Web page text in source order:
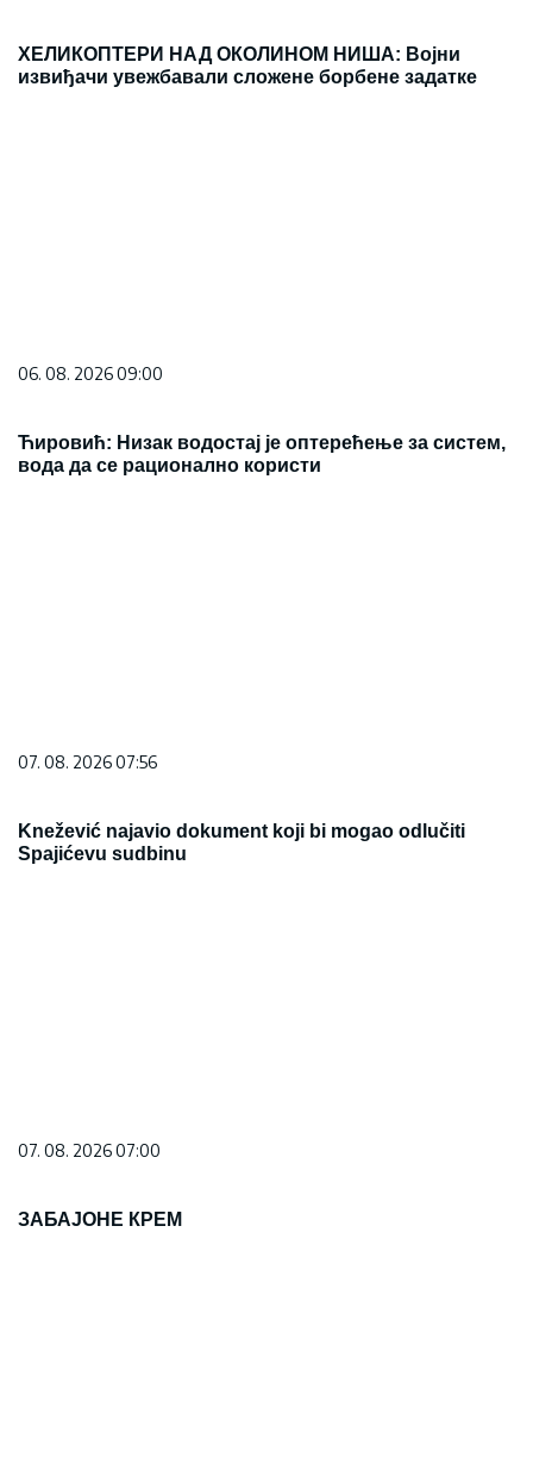
ХЕЛИКОПТЕРИ НАД ОКОЛИНОМ НИША: Војни
извиђачи увежбавали сложене борбене задатке
06. 08. 2026 09:00
Ћировић: Низак водостај је оптерећење за систем,
вода да се рационално користи
07. 08. 2026 07:56
Knežević najavio dokument koji bi mogao odlučiti
Spajićevu sudbinu
07. 08. 2026 07:00
ЗАБАЈОНЕ КРЕМ